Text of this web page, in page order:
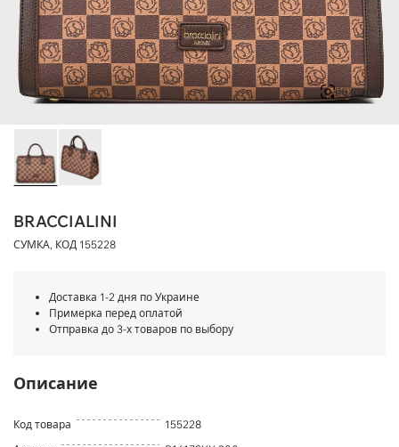
ПОХОЖИЕ
BRACCIALINI
СУМКА, КОД 155228
Доставка 1-2 дня по Украине
Примерка перед оплатой
Отправка до 3-х товаров по выбору
Описание
Код товара
155228